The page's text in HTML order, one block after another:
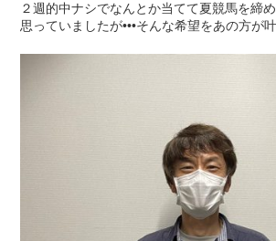
２週的中ナシでなんとか当てて夏競馬を締
思っていましたが•••そんな希望をあの方が